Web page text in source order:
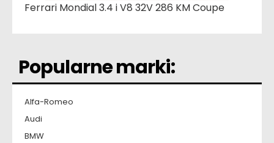
Ferrari Mondial 3.4 i V8 32V 286 KM Coupe
Popularne marki:
Alfa-Romeo
Audi
BMW